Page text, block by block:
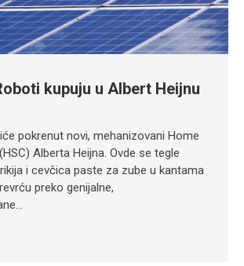
kupuju u Albert Heijnu
pokrenut novi, mehanizovani Home
Alberta Heijna. Ovde se tegle
i cevčica paste za zube u kantama
preko genijalne,